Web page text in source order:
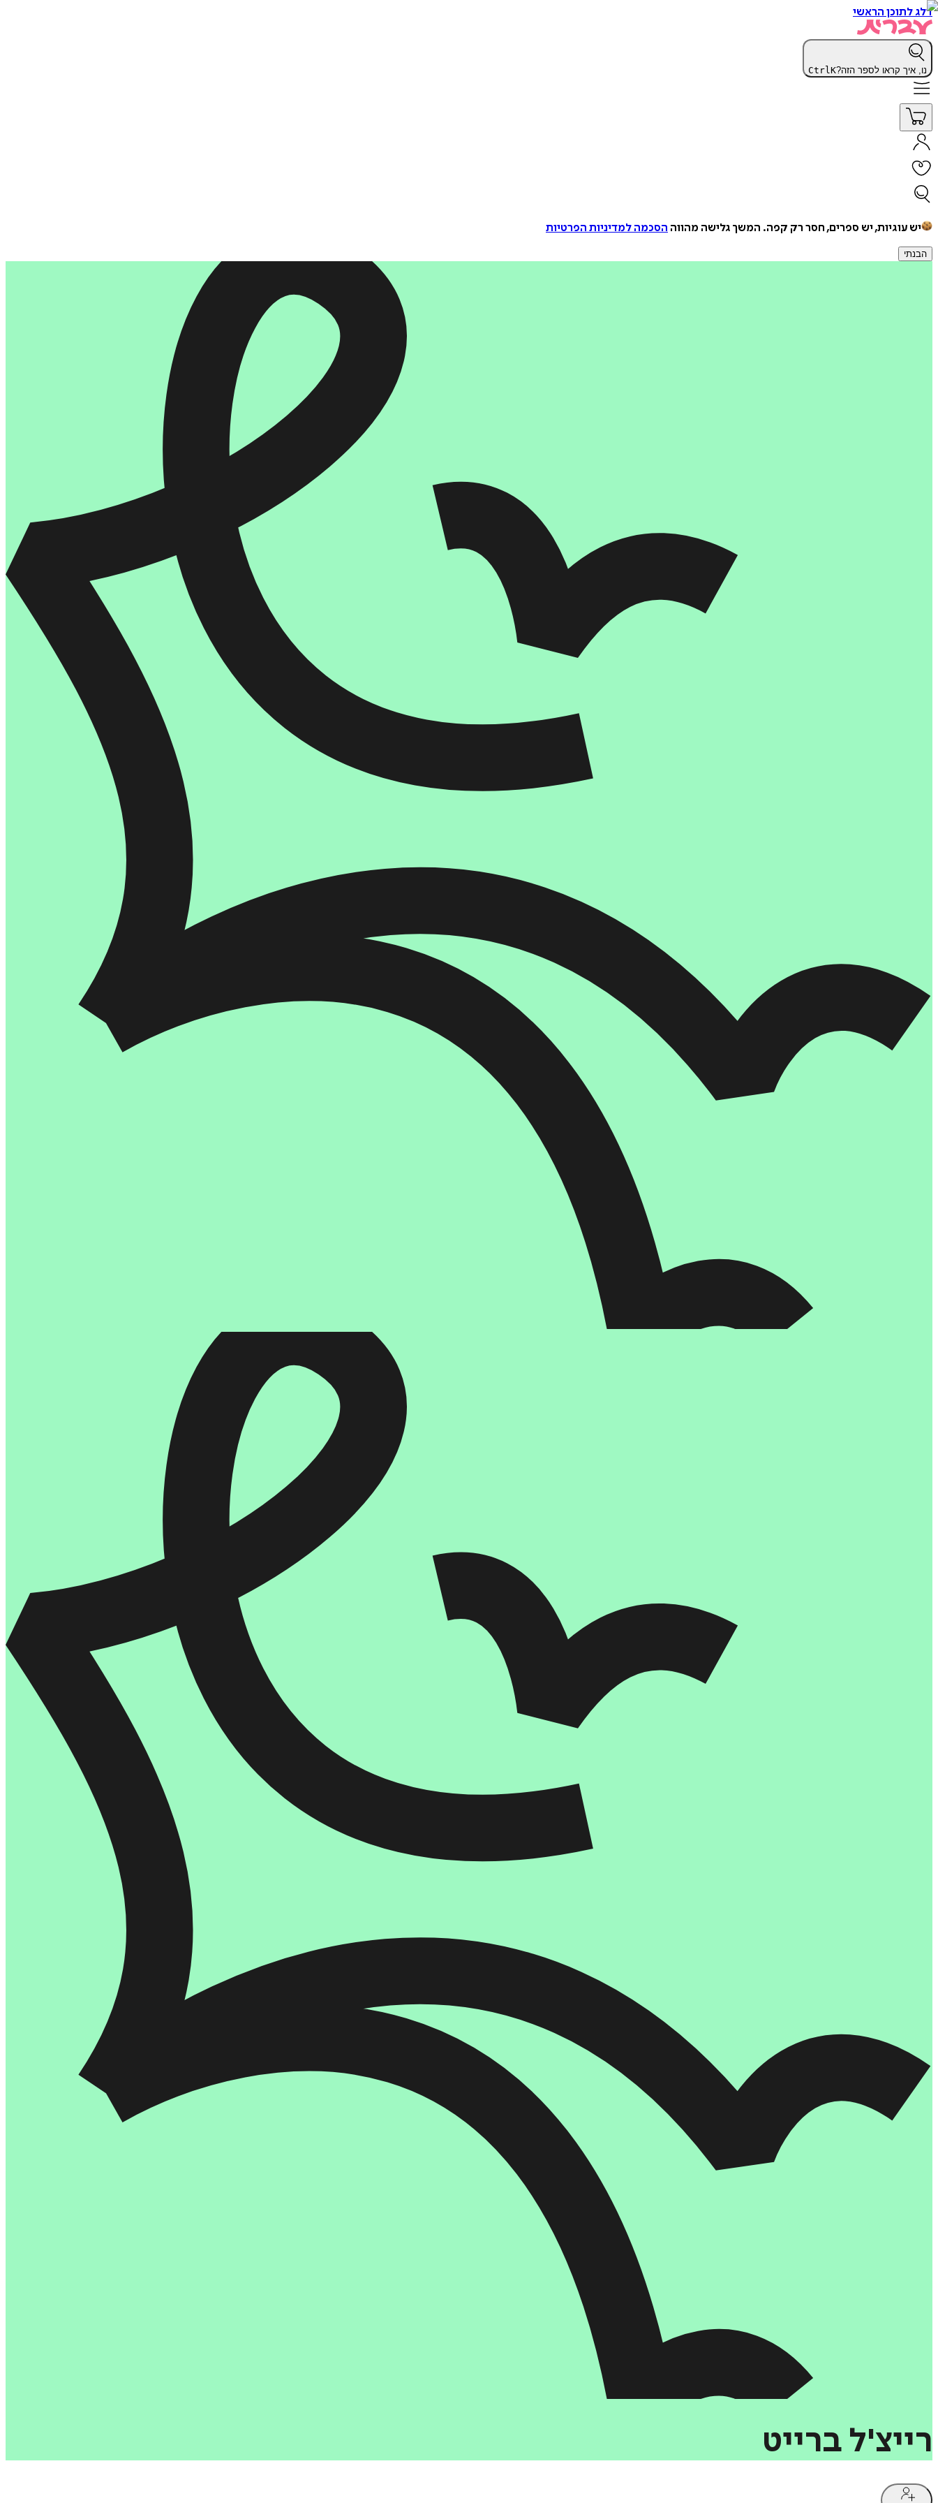
דלג לתוכן הראשי
נו, איך קראו לספר הזה? CtrlK
יש עוגיות, יש ספרים, חסר רק קפה. המשך גלישה מהווה הסכמה למדיניות הפרטיות
הבנתי
רייצ'ל ברייט